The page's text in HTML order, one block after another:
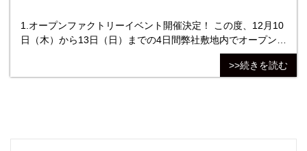
1.オープンファクトリーイベント開催決定！ この度、12月10
日（木）から13日（日）までの4日間弊社敷地内でオープンフ
ァクトリーイベントを開催することとなりました！ 2.オープ
>>続きを読む